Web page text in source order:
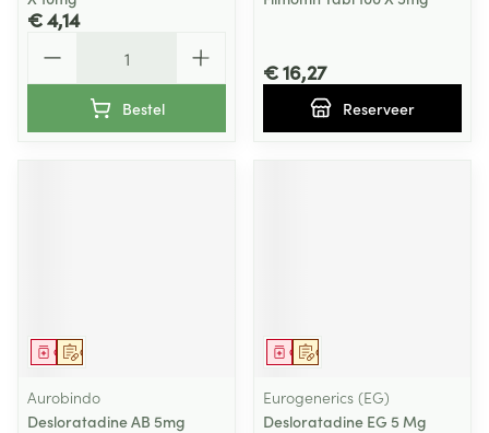
€ 4,14
Bestel
€ 16,27
Reserveer
Op voorschrift
Geneesmiddel
Aurobindo
Desloratadine AB 5mg
Op voorschrift
Geneesmiddel
Eurogenerics (EG)
Desloratadine EG 5 Mg